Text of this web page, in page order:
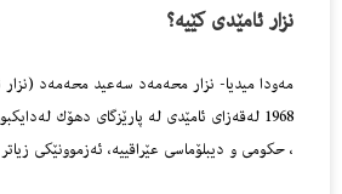
نزار ئامێدی کێیە؟
1968 لەقەزای ئامێدی لە پارێزگای دهۆك
، حكومی و دیبلۆماسی عێراقییە، ئەزموونێكی زیاتر لە 40